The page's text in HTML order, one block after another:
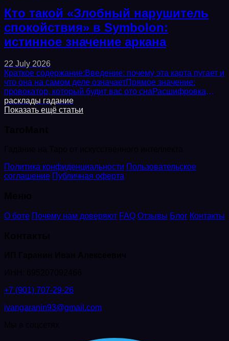
Кто такой «Злобный нарушитель
спокойствия» в Symbolon:
истинное значение аркана
22 July 2026
Краткое содержание:Введение: почему эта карта пугает и
что она на самом деле означаетПрямое значение:
провокатор, который будит вас ото снаРасшифровка
символов: маска, факел, разбитая...
расклады гадание
Показать ещё статьи
Политика конфиденциальности Пользовательское
соглашение Публичная оферта
О боте Почему нам доверяют FAQ Отзывы Блог Контакты
+7 (901) 707-29-26
ivangaranin93@gmail.com